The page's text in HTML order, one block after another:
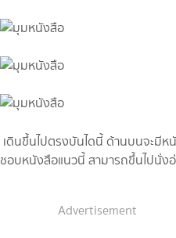
เดินขึ้นไปตรงบันไดนี้ ด้านบนจะมีห
ชอบหนังสือแนวนี้ สามารถขึ้นไปนั่ง
Advertisement